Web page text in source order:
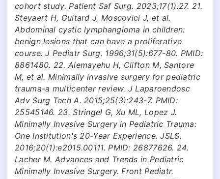
cohort study. Patient Saf Surg. 2023;17(1):27. 21.
Steyaert H, Guitard J, Moscovici J, et al.
Abdominal cystic lymphangioma in children:
benign lesions that can have a proliferative
course. J Pediatr Surg. 1996;31(5):677-80. PMID:
8861480. 22. Alemayehu H, Clifton M, Santore
M, et al. Minimally invasive surgery for pediatric
trauma-a multicenter review. J Laparoendosc
Adv Surg Tech A. 2015;25(3):243-7. PMID:
25545146. 23. Stringel G, Xu ML, Lopez J.
Minimally Invasive Surgery in Pediatric Trauma:
One Institution's 20-Year Experience. JSLS.
2016;20(1):e2015.00111. PMID: 26877626. 24.
Lacher M. Advances and Trends in Pediatric
Minimally Invasive Surgery. Front Pediatr.